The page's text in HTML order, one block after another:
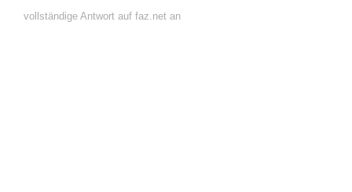
vollständige Antwort auf faz.net an